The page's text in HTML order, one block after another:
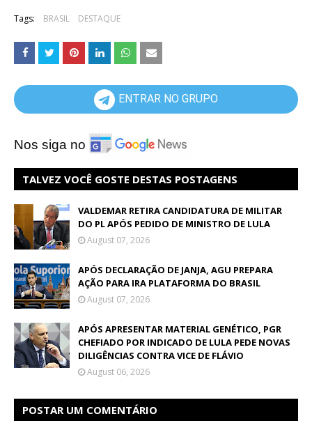
Tags: BRASIL DESTAQUE
ENTRAR NO GRUPO
Nos siga no
TALVEZ VOCÊ GOSTE DESTAS POSTAGENS
VALDEMAR RETIRA CANDIDATURA DE MILITAR
DO PL APÓS PEDIDO DE MINISTRO DE LULA
August 07, 2026
APÓS DECLARAÇÃO DE JANJA, AGU PREPARA
AÇÃO PARA IRA PLATAFORMA DO BRASIL
August 07, 2026
APÓS APRESENTAR MATERIAL GENÉTICO, PGR
CHEFIADO POR INDICADO DE LULA PEDE NOVAS
DILIGÊNCIAS CONTRA VICE DE FLÁVIO
August 06, 2026
POSTAR UM COMENTÁRIO